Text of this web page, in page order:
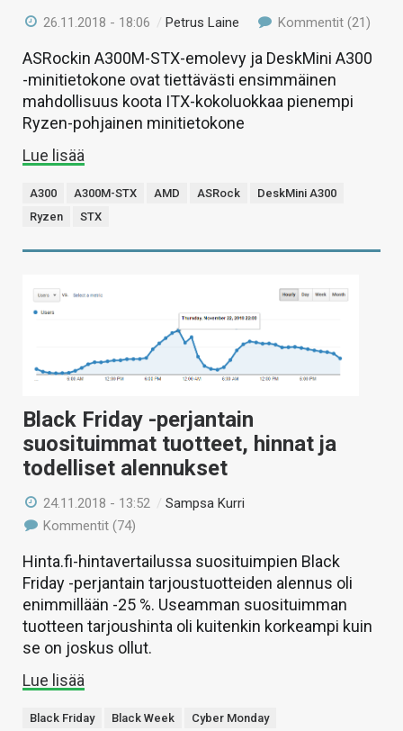
26.11.2018 - 18:06 /Petrus Laine Kommentit (21)
ASRockin A300M-STX-emolevy ja DeskMini A300
-minitietokone ovat tiettävästi ensimmäinen
mahdollisuus koota ITX-kokoluokkaa pienempi
Ryzen-pohjainen minitietokone
Lue lisää
A300 A300M-STX AMD ASRock
DeskMini A300
Ryzen
STX
Black Friday -perjantain
suosituimmat tuotteet, hinnat ja
todelliset alennukset
24.11.2018 - 13:52 /Sampsa Kurri
Kommentit (74)
Hinta.fi-hintavertailussa suosituimpien Black
Friday -perjantain tarjoustuotteiden alennus oli
enimmillään -25 %. Useamman suosituimman
tuotteen tarjoushinta oli kuitenkin korkeampi kuin
se on joskus ollut.
Lue lisää
Black Friday Black Week Cyber Monday